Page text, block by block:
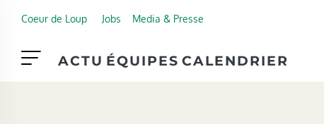
Coeur de Loup Jobs Media & Presse
ACTU ÉQUIPES CALENDRIER